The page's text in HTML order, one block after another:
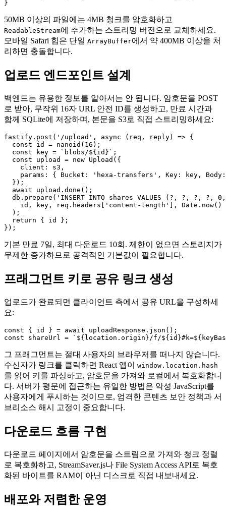
50MB 이상의 파일에는 4MB 청크를 암호화하고
ReadableStream에 추가하는 스트리밍 버전으로 교체하세요.
모바일 Safari 힙은 단일 ArrayBuffer에서 약 400MB 이상을 처
리하면 충돌합니다.
업로드 엔드포인트 설계
백엔드는 유용한 정보를 알아서는 안 됩니다. 암호문을 POST
로 받아, 무작위 16자 URL 안전 ID를 생성하고, 만료 시간과
함께 SQLite에 저장하며, 본문을 S3로 직접 스트리밍하세요:
fastify.post('/upload', async (req, reply) => {
  const id = nanoid(16);
  const key = `blobs/${id}`;
  const upload = new Upload({
    client: s3,
params: { Bucket: 'hexa-transfers', Key: key,
  });
  await upload.done();
db.prepare('INSERT INTO shares VALUES (?, ?, ?, ?,
id, key, req.headers['content-length'], Date.now()
  );
  return { id };
기본 만료 7일, 최대 다운로드 10회. 제한이 없으면 스토리지가
무제한 증가하므로 공격적인 기본값이 필요합니다.
프래그먼트 키로 공유 링크 생성
업로드가 완료되면 클라이언트 측에서 공유 URL을 구성하세
요:
const { id } = await uploadResponse.json();
그 프래그먼트는 절대 사용자의 브라우저를 떠나지 않습니다.
수신자가 링크를 클릭하면 React 앱이 window.location.hash
를 읽어 키를 파싱하고, 암호문을 가져와 로컬에서 복호화합니
다. 서버가 평문에 접근하는 유일한 방법은 악성 JavaScript를
사용자에게 푸시하는 것이므로, 엄격한 콘텐츠 보안 정책과 서
브리소스 해시 고정이 중요합니다.
다운로드 흐름 구현
다운로드 페이지에서 암호문을 스트림으로 가져와 청크 정렬
로 복호화하고, StreamSaver.js나 File System Access API로 복호
화된 바이트를 RAM이 아닌 디스크로 직접 내보내세요.
배포와 저렴한 운영